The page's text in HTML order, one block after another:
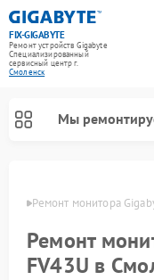
FIX-GIGABYTE
Ремонт устройств Gigabyte
Специализированный
cервисный центр г.
Смоленск
Мы
Ремонт монитора
Ремонт
FV43U в